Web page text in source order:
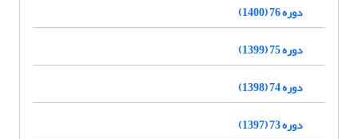
دوره 76 (1400)
دوره 75 (1399)
دوره 74 (1398)
دوره 73 (1397)